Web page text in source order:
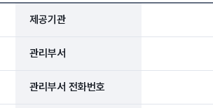
제공기관
관리부서
관리부서 전화번호